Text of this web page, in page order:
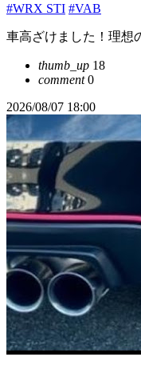
#WRX STI #VAB
車高ざけました！理想
thumb_up 18
comment0
2026/08/07 18:00